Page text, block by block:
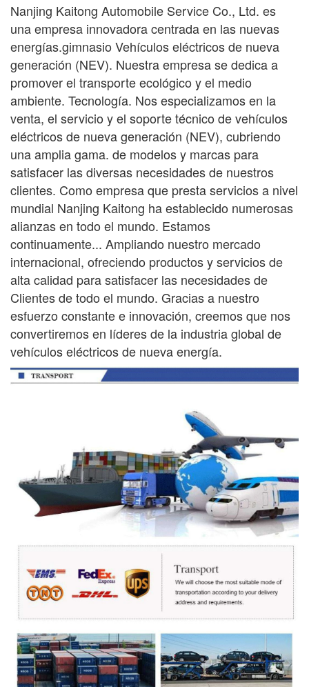
Nanjing Kaitong Automobile Service Co., Ltd. es
una empresa innovadora centrada en las nuevas
energías.gimnasio Vehículos eléctricos de nueva
generación (NEV). Nuestra empresa se dedica a
promover el transporte ecológico y el medio
ambiente. Tecnología. Nos especializamos en la
venta, el servicio y el soporte técnico de vehículos
eléctricos de nueva generación (NEV), cubriendo
una amplia gama. de modelos y marcas para
satisfacer las diversas necesidades de nuestros
clientes. Como empresa que presta servicios a nivel
mundial Nanjing Kaitong ha establecido numerosas
alianzas en todo el mundo. Estamos
continuamente... Ampliando nuestro mercado
internacional, ofreciendo productos y servicios de
alta calidad para satisfacer las necesidades de
Clientes de todo el mundo. Gracias a nuestro
esfuerzo constante e innovación, creemos que nos
convertiremos en líderes de la industria global de
vehículos eléctricos de nueva energía.